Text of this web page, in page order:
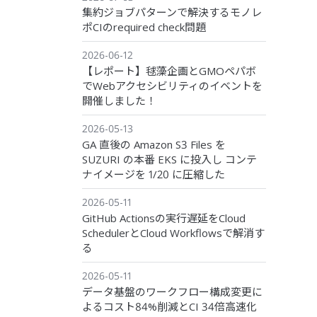
集約ジョブパターンで解決するモノレ
ポCIのrequired check問題
2026-06-12
【レポート】毬藻企画とGMOペパボ
でWebアクセシビリティのイベントを
開催しました！
2026-05-13
GA 直後の Amazon S3 Files を
SUZURI の本番 EKS に投入し コンテ
ナイメージを 1/20 に圧縮した
2026-05-11
GitHub Actionsの実行遅延をCloud
SchedulerとCloud Workflowsで解消す
る
2026-05-11
データ基盤のワークフロー構成変更に
よるコスト84%削減とCI 34倍高速化